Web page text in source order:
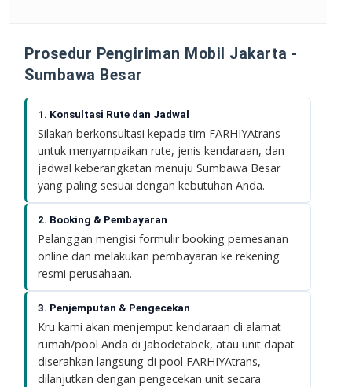
Prosedur Pengiriman Mobil Jakarta -
Sumbawa Besar
1. Konsultasi Rute dan Jadwal
Silakan berkonsultasi kepada tim FARHIYAtrans
untuk menyampaikan rute, jenis kendaraan, dan
jadwal keberangkatan menuju Sumbawa Besar
yang paling sesuai dengan kebutuhan Anda.
2. Booking & Pembayaran
Pelanggan mengisi formulir booking pemesanan
online dan melakukan pembayaran ke rekening
resmi perusahaan.
3. Penjemputan & Pengecekan
Kru kami akan menjemput kendaraan di alamat
rumah/pool Anda di Jabodetabek, atau unit dapat
diserahkan langsung di pool FARHIYAtrans,
dilanjutkan dengan pengecekan unit secara